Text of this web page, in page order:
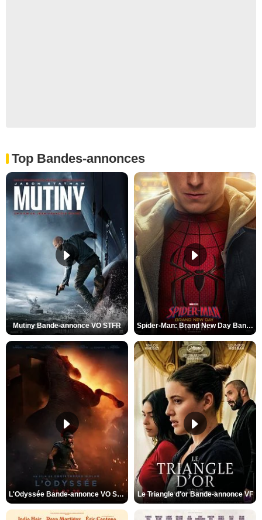
Top Bandes-annonces
Mutiny Bande-annonce VO STFR Spider-Man: Brand New Day Bande-annonce VO STFR
L'Odyssée Bande-annonce VO STFR Le Triangle d'or Bande-annonce VF